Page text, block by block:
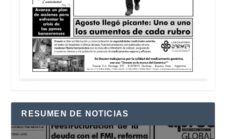
RESUMEN DE NOTICIAS
Reproductor